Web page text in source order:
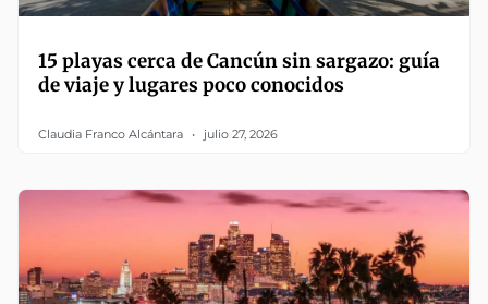
15 playas cerca de Cancún sin sargazo: guía
de viaje y lugares poco conocidos
Claudia Franco Alcántara julio 27, 2026